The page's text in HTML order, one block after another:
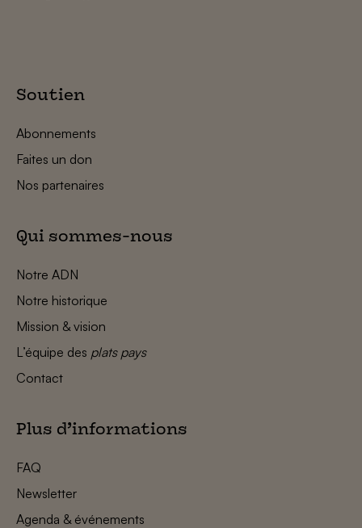
Soutien
Abonnements
Faites un don
Nos partenaires
Qui sommes-nous
Notre ADN
Notre historique
Mission & vision
L’équipe des plats pays
Contact
Plus d’informations
FAQ
Newsletter
Agenda & événements